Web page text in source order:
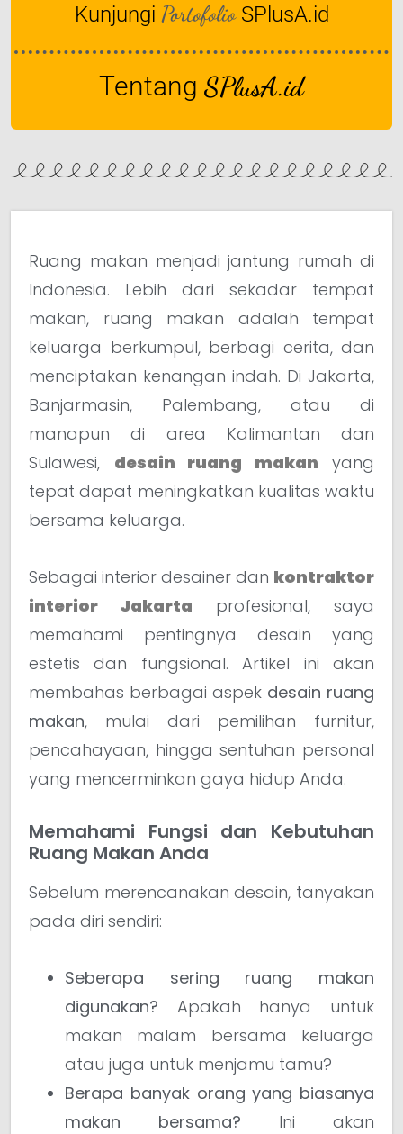
Kunjungi Portofolio SPlusA.id
Tentang SPlusA.id
Ruang makan menjadi jantung rumah di
Indonesia. Lebih dari sekadar tempat
makan, ruang makan adalah tempat
keluarga berkumpul, berbagi cerita, dan
menciptakan kenangan indah. Di Jakarta,
Banjarmasin, Palembang, atau di
manapun di area Kalimantan dan
Sulawesi, desain ruang makan yang
tepat dapat meningkatkan kualitas waktu
bersama keluarga.
Sebagai interior desainer dan kontraktor
interior Jakarta profesional, saya
memahami pentingnya desain yang
estetis dan fungsional. Artikel ini akan
membahas berbagai aspek desain ruang
makan, mulai dari pemilihan furnitur,
pencahayaan, hingga sentuhan personal
yang mencerminkan gaya hidup Anda.
Memahami Fungsi dan Kebutuhan
Ruang Makan Anda
Sebelum merencanakan desain, tanyakan
pada diri sendiri:
Seberapa sering ruang makan
digunakan? Apakah hanya untuk
makan malam bersama keluarga
atau juga untuk menjamu tamu?
Berapa banyak orang yang biasanya
makan bersama? Ini akan